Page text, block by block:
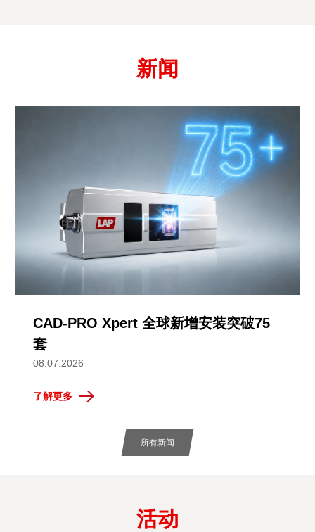
新闻
CAD-PRO Xpert 全球新增安装突破75
套
08.07.2026
了解更多
所有新闻
活动